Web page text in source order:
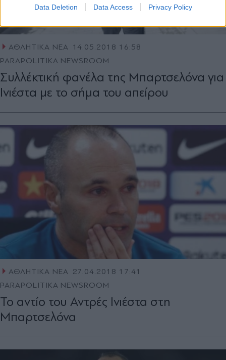
Data Deletion Data Access Privacy Policy
ΑΘΛΗΤΙΚΑ ΝΕΑ 14.05.2018 16:58
PARAPOLITIKA NEWSROOM
Συλλέκτική φανέλα της Μπαρτσελόνα για
Ινιέστα με το σήμα του απείρου
ΑΘΛΗΤΙΚΑ ΝΕΑ 27.04.2018 17:41
PARAPOLITIKA NEWSROOM
Το αντίο του Αντρές Ινιέστα στη
Μπαρτσελόνα